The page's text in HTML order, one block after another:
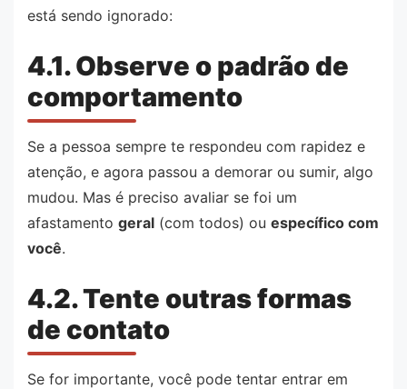
está sendo ignorado:
4.1. Observe o padrão de
comportamento
Se a pessoa sempre te respondeu com rapidez e
atenção, e agora passou a demorar ou sumir, algo
mudou. Mas é preciso avaliar se foi um
afastamento geral (com todos) ou específico com
você.
4.2. Tente outras formas
de contato
Se for importante, você pode tentar entrar em